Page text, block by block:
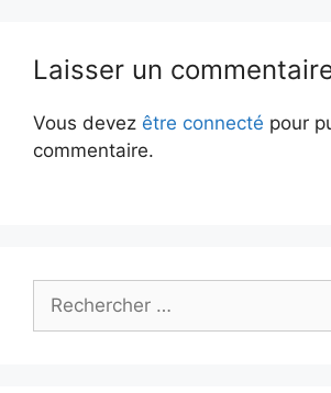
Laisser un
Vous devez être connecté pour
commentaire.
Rechercher :